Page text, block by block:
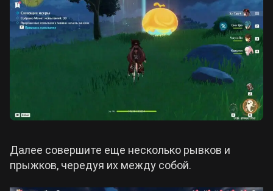
Далее совершите еще несколько рывков и
прыжков, чередуя их между собой.